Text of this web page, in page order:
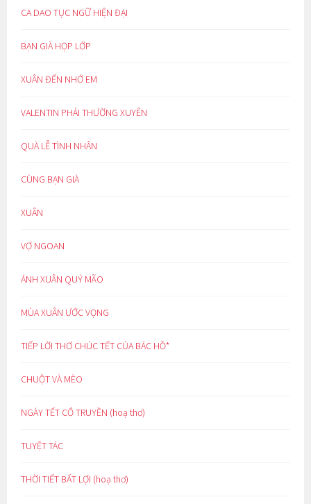
CA DAO TỤC NGỮ HIỆN ĐẠI
BẠN GIÀ HỌP LỚP
XUÂN ĐẾN NHỚ EM
VALENTIN PHẢI THƯỜNG XUYÊN
QUÀ LỄ TÌNH NHÂN
CÙNG BẠN GIÀ
XUÂN
VỢ NGOAN
ÁNH XUÂN QUÝ MÃO
MÙA XUÂN ƯỚC VỌNG
TIẾP LỜI THƠ CHÚC TẾT CỦA BÁC HỒ*
CHUỘT VÀ MÈO
NGÀY TẾT CỔ TRUYỀN (hoạ thơ)
TUYỆT TÁC
THỜI TIẾT BẤT LỢI (hoạ thơ)